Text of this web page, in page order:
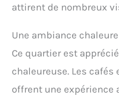
attirent de nombreux
Une ambiance
Ce quartier est
chaleureuse. Les
offrent une expérience